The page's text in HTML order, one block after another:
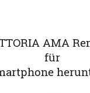
AMA
für